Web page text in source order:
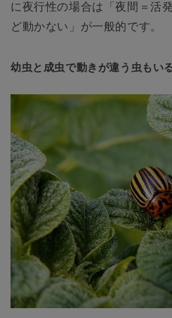
に夜行性の場合は「夜間＝活
ど動かない」が一般的です。
幼虫と成虫で動きが違う虫もい